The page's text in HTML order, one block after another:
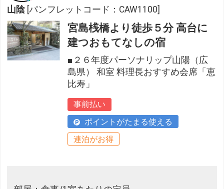
山陰 [パンフレットコード：CAW1100]
宮島桟橋より徒歩５分 高台に
建つおもてなしの宿
■２６年度パーソナリップ山陽（広
島県） 和室 料理長おすすめ会席「恵
比寿」
事前払い
ポイントがたまる使える
連泊がお得